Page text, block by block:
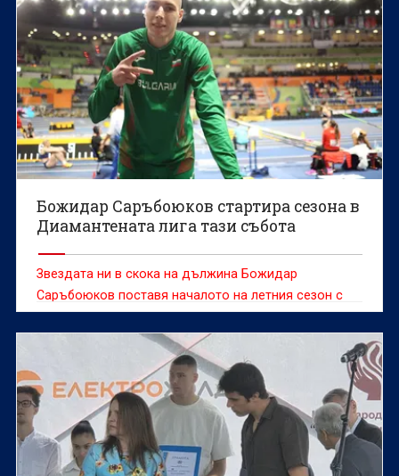
Божидар Саръбоюков стартира сезона в
Диамантената лига тази събота
Звездата ни в скока на дължина Божидар
Саръбоюков поставя началото на летния сезон с
участие в най-комерсиалната верига турнири в
леката атлетика – Диамантена лига.